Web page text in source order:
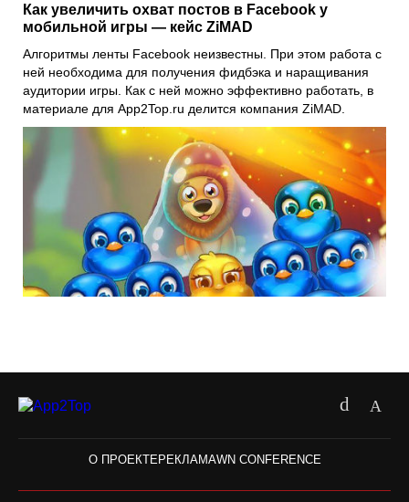
Как увеличить охват постов в Facebook у
мобильной игры — кейс ZiMAD
Алгоритмы ленты Facebook неизвестны. При этом работа с
ней необходима для получения фидбэка и наращивания
аудитории игры. Как с ней можно эффективно работать, в
материале для App2Top.ru делится компания ZiMAD
О ПРОЕКТЕРЕКЛАМАWN CONFERENCE